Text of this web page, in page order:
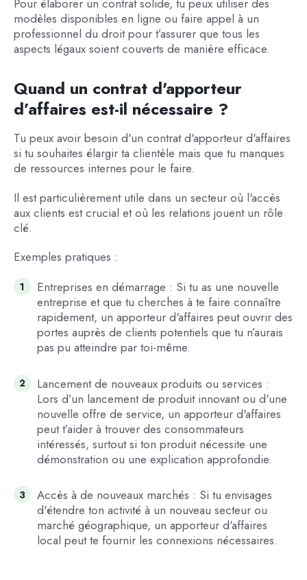
Pour élaborer un contrat solide, tu peux utiliser des
modèles disponibles en ligne ou faire appel à un
professionnel du droit pour t’assurer que tous les
aspects légaux soient couverts de manière efficace.
Quand un contrat d'apporteur
d’affaires est-il nécessaire ?
Tu peux avoir besoin d'un contrat d'apporteur d'affaires
si tu souhaites élargir ta clientèle mais que tu manques
de ressources internes pour le faire.
Il est particulièrement utile dans un secteur où l'accès
aux clients est crucial et où les relations jouent un rôle
clé.
Exemples pratiques :
Entreprises en démarrage : Si tu as une nouvelle
entreprise et que tu cherches à te faire connaître
rapidement, un apporteur d'affaires peut ouvrir des
portes auprès de clients potentiels que tu n’aurais
pas pu atteindre par toi-même.
Lancement de nouveaux produits ou services :
Lors d’un lancement de produit innovant ou d'une
nouvelle offre de service, un apporteur d'affaires
peut t’aider à trouver des consommateurs
intéressés, surtout si ton produit nécessite une
démonstration ou une explication approfondie.
Accès à de nouveaux marchés : Si tu envisages
d'étendre ton activité à un nouveau secteur ou
marché géographique, un apporteur d'affaires
local peut te fournir les connexions nécessaires.